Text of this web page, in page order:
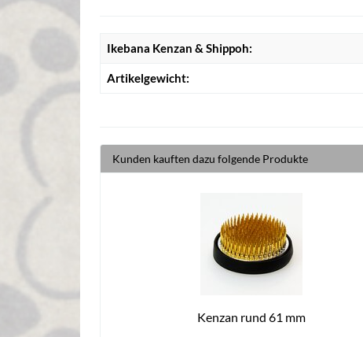
Ikebana Kenzan & Shippoh:
Artikelgewicht:
Kunden kauften dazu folgende Produkte
Kenzan rund 61 mm